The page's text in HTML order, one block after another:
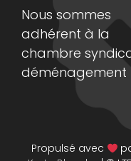
Nous sommes
adhérent à la
chambre
déménagement
Propulsé avec